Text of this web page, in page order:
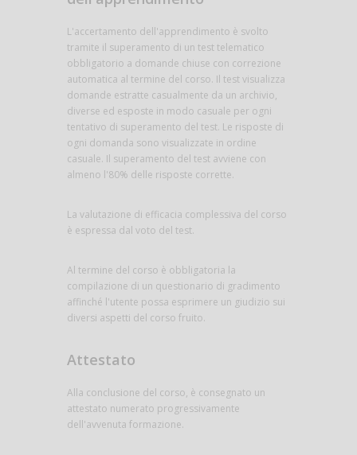
L'accertamento dell'apprendimento è svolto
tramite il superamento di un test telematico
obbligatorio a domande chiuse con correzione
automatica al termine del corso. Il test visualizza
domande estratte casualmente da un archivio,
diverse ed esposte in modo casuale per ogni
tentativo di superamento del test. Le risposte di
ogni domanda sono visualizzate in ordine
casuale. Il superamento del test avviene con
almeno l'80% delle risposte corrette.
La valutazione di efficacia complessiva del corso
è espressa dal voto del test.
Al termine del corso è obbligatoria la
compilazione di un questionario di gradimento
affinché l'utente possa esprimere un giudizio sui
diversi aspetti del corso fruito.
Attestato
Alla conclusione del corso, è consegnato un
attestato numerato progressivamente
dell'avvenuta formazione.